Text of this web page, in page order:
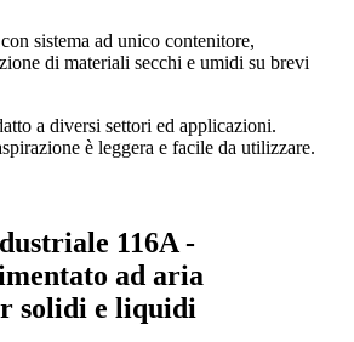
sistema ad unico contenitore,
di materiali secchi e umidi su brevi
a diversi settori ed applicazioni.
è leggera e facile da utilizzare.
116A -
ad aria
solidi e liquidi